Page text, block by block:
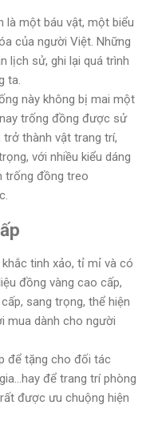
là một báu vật, một biểu
của người Việt. Những
lịch sử, ghi lại quá trình
ta.
này không bị mai một
trống đồng được sử
trở thành vật trang trí,
với nhiều kiểu dáng
trống đồng treo
tinh xảo, tỉ mỉ và có
đồng vàng cao cấp,
sang trọng, thể hiện
mua dành cho người
để tặng cho đối tác
để trang trí phòng
được ưu chuộng hiện